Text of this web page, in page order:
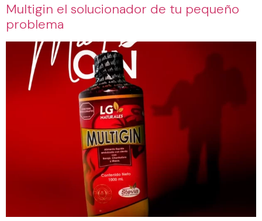
Multigin el solucionador de tu pequeño
problema